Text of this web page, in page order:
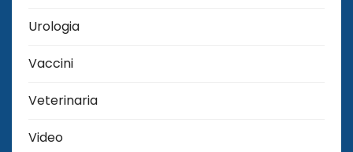
Urologia
Vaccini
Veterinaria
Video